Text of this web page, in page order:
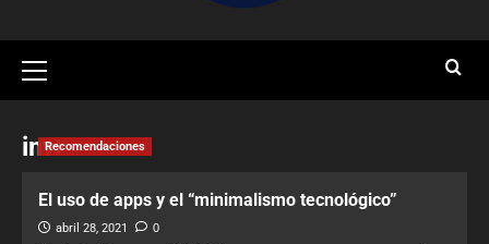
im+Recomendaciones
El uso de apps y el “minimalismo tecnológico”
abril 28, 2021 0